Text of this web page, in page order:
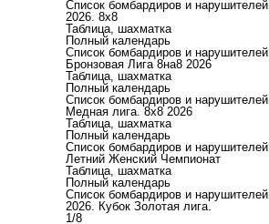
Список бомбардиров и нарушителей
2026. 8х8
Таблица, шахматка
Полный календарь
Список бомбардиров и нарушителей
Бронзовая Лига 8на8 2026
Таблица, шахматка
Полный календарь
Список бомбардиров и нарушителей
Медная лига. 8x8 2026
Таблица, шахматка
Полный календарь
Список бомбардиров и нарушителей
Летний Женский Чемпионат
Таблица, шахматка
Полный календарь
Список бомбардиров и нарушителей
2026. Кубок Золотая лига.
1/8